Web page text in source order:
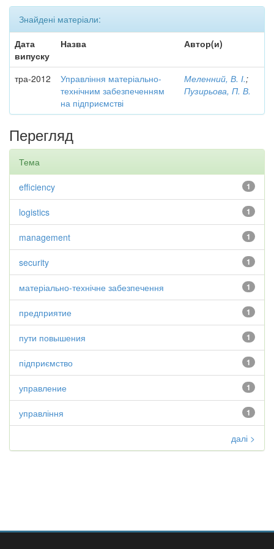
Знайдені матеріали:
Дата
випуску
Назва Автор(и)
тра-2012
Управління матеріально-
технічним забезпеченням
на підприємстві
Меленний, В. І.;
Пузирьова, П. В.
Перегляд
Тема
1
efficiency
1
logistics
1
management
1
security
1
матеріально-технічне забезпечення
1
предприятие
1
пути повышения
1
підприємство
1
управление
1
управління
далі >